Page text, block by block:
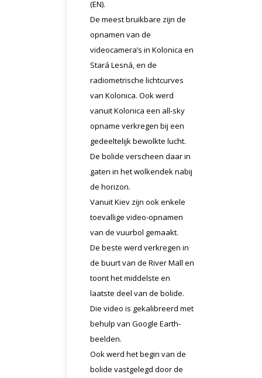
(EN).
De meest bruikbare zijn de
opnamen van de
videocamera’s in Kolonica en
Stará Lesná, en de
radiometrische lichtcurves
van Kolonica. Ook werd
vanuit Kolonica een all-sky
opname verkregen bij een
gedeeltelijk bewolkte lucht.
De bolide verscheen daar in
gaten in het wolkendek nabij
de horizon.
Vanuit Kiev zijn ook enkele
toevallige video-opnamen
van de vuurbol gemaakt.
De beste werd verkregen in
de buurt van de River Mall en
toont het middelste en
laatste deel van de bolide.
Die video is gekalibreerd met
behulp van Google Earth-
beelden.
Ook werd het begin van de
bolide vastgelegd door de